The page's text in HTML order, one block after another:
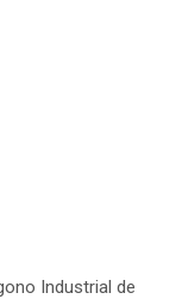
Industrial de